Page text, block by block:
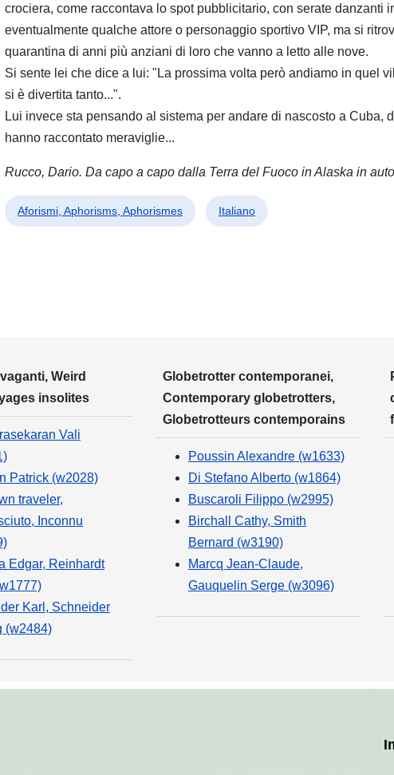
crociera, come raccontava lo spot pubblicitario, con serate danzanti
eventualmente qualche attore o personaggio sportivo VIP, ma si
quarantina di anni più anziani di loro che vanno a letto alle nove.
Si sente lei che dice a lui: "La prossima volta però andiamo in quel
si è divertita tanto...".
Lui invece sta pensando al sistema per andare di nascosto a Cuba,
hanno raccontato meraviglie...
Rucco, Dario. Da capo a capo dalla Terra del Fuoco in Alaska in
Aforismi, Aphorisms, Aphorismes Italiano
Weird
insolites
Vali
Patrick (w2028)
traveler,
Inconnu
Edgar, Reinhardt
Karl, Schneider
(w2484)
Globetrotter contemporanei,
Contemporary globetrotters,
Globetrotteurs contemporains
Poussin Alexandre (w1633)
Di Stefano Alberto (w1864)
Buscaroli Filippo (w2995)
Birchall Cathy, Smith
Bernard (w3190)
Marcq Jean-Claude,
Gauquelin Serge (w3096)